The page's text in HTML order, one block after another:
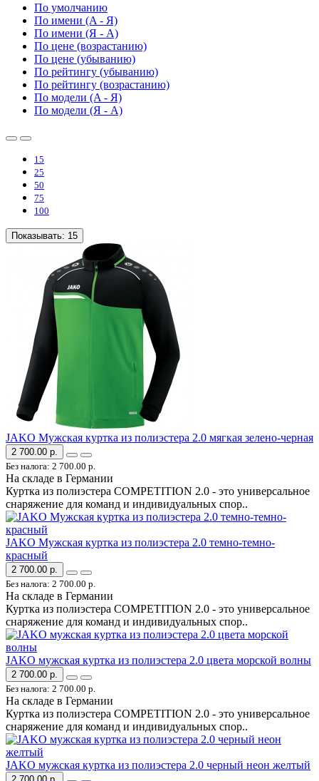
По умолчанию
По имени (A - Я)
По имени (Я - A)
По цене (возрастанию)
По цене (убыванию)
По рейтингу (убыванию)
По рейтингу (возрастанию)
По модели (A - Я)
По модели (Я - A)
15
25
50
75
100
Показывать: 15
JAKO Мужская куртка из полиэстера 2.0 мягкая зелено-черная
2 700.00 р.
Без налога: 2 700.00 р.
На складе в Германии
Куртка из полиэстера COMPETITION 2.0 - это универсальное
снаряжение для команд и индивидуальных спор..
JAKO Мужская куртка из полиэстера 2.0 темно-темно-
красный
2 700.00 р.
Без налога: 2 700.00 р.
На складе в Германии
Куртка из полиэстера COMPETITION 2.0 - это универсальное
снаряжение для команд и индивидуальных спор..
JAKO мужская куртка из полиэстера 2.0 цвета морской волны
2 700.00 р.
Без налога: 2 700.00 р.
На складе в Германии
Куртка из полиэстера COMPETITION 2.0 - это универсальное
снаряжение для команд и индивидуальных спор..
JAKO мужская куртка из полиэстера 2.0 черный неон желтый